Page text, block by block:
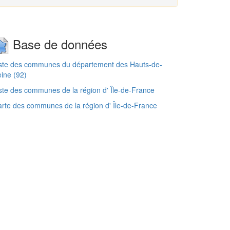
Base de données
des communes du département des Hauts-de-
(92)
des communes de la région d' Île-de-France
des communes de la région d' Île-de-France